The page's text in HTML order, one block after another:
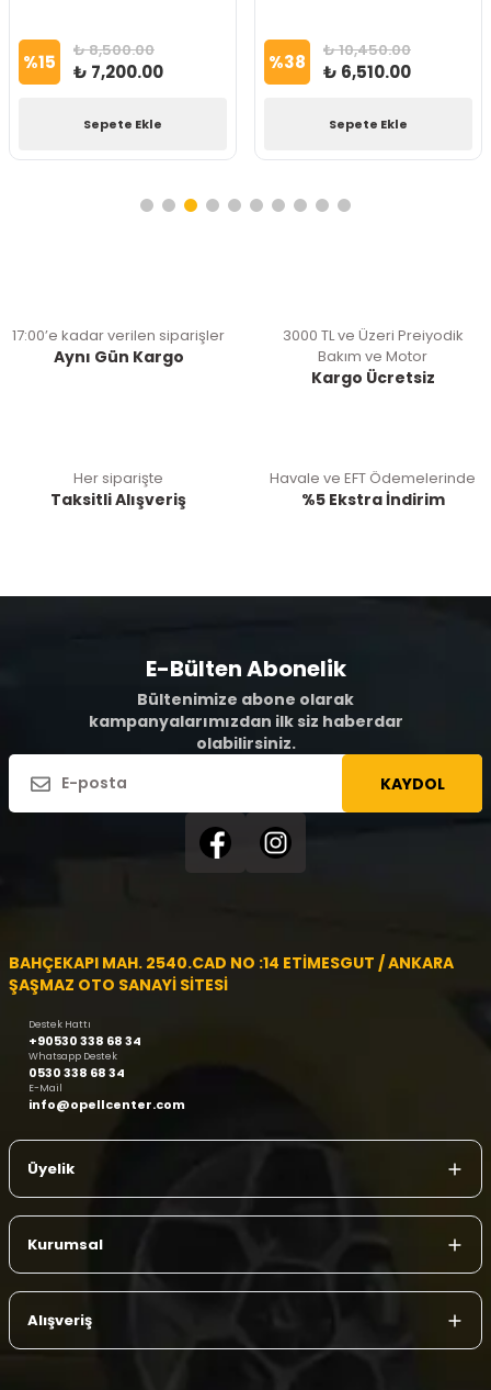
%15 ₺ 8,500.00
₺ 7,200.00
Sepete Ekle
%38 ₺ 10,450.00
₺ 6,510.00
Sepete Ekle
17:00’e kadar verilen siparişler
Aynı Gün Kargo
3000 TL ve Üzeri Preiyodik
Bakım ve Motor
Kargo Ücretsiz
Her siparişte
Taksitli Alışveriş
Havale ve EFT Ödemelerinde
%5 Ekstra İndirim
E-Bülten Abonelik
Bültenimize abone olarak
kampanyalarımızdan ilk siz haberdar
olabilirsiniz.
KAYDOL
BAHÇEKAPI MAH. 2540.CAD NO :14 ETİMESGUT / ANKARA
ŞAŞMAZ OTO SANAYİ SİTESİ
Destek Hattı
+90530 338 68 34
Whatsapp Destek
0530 338 68 34
E-Mail
info@opellcenter.com
Üyelik
Kurumsal
Alışveriş